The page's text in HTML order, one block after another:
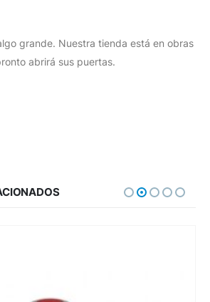
grande. Nuestra tienda está en obras
abrirá sus puertas.